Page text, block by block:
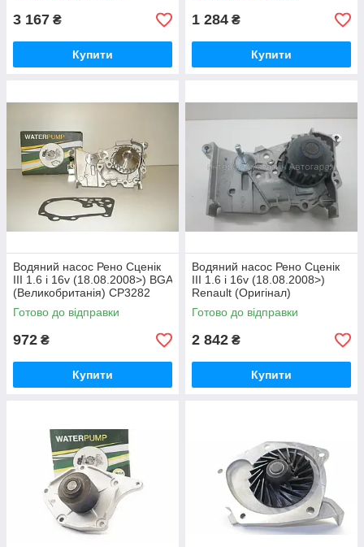
3 167 ₴
Купити
1 284 ₴
Купити
Водяний насос Рено Сценік
III 1.6 i 16v (18.08.2008>) BGA
(Великобританія) CP3282
Готово до відправки
972 ₴
Купити
Водяний насос Рено Сценік
III 1.6 i 16v (18.08.2008>)
Renault (Оригінал)
210105707R
Готово до відправки
2 842 ₴
Купити